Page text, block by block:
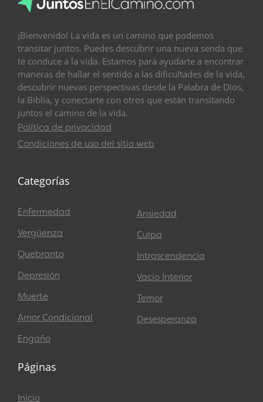
¡Bienvenido! La vida es un camino que podemos
transitar juntos. Puedes descubrir una nueva senda que
te conduce a la vida. Estamos para ayudarte a encontrar
maneras de hallar el sentido a las dificultades de la vida,
descubrir nuevas perspectivas desde la Palabra de Dios,
la Biblia, y conectarte con otros que están transitando
juntos el camino de la vida.
Política de privacidad
Condiciones de uso del sitio web
Categorías
Enfermedad
Vergüenza
Quebranto
Depresión
Muerte
Amor Condicional
Engaño
Ansiedad
Culpa
Intrascendencia
Vacío Interior
Temor
Desesperanza
Páginas
Inicio